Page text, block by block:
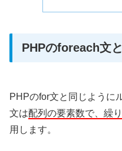
PHPのforeach文
PHPのfor文と同じように
文は配列の要素数で、繰
用します。